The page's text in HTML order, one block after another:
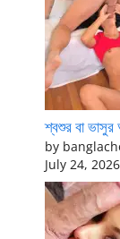
শ্বশুর বা
by
July 24, 2026